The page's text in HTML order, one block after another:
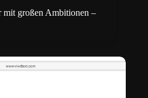
großen Ambitionen –